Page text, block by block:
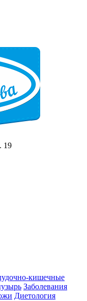
19
кишечные
Заболевания
Диетология